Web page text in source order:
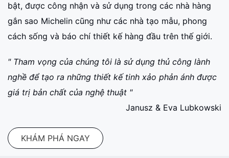
bật, được công nhận và sử dụng trong các nhà hàng
gắn sao Michelin cũng như các nhà tạo mẫu, phong
cách sống và báo chí thiết kế hàng đầu trên thế giới.
" Tham vọng của chúng tôi là sử dụng thủ công lành
nghề để tạo ra những thiết kế tinh xảo phản ánh được
giá trị bản chất của nghệ thuật "
Janusz & Eva Lubkowski
KHÁM PHÁ NGAY